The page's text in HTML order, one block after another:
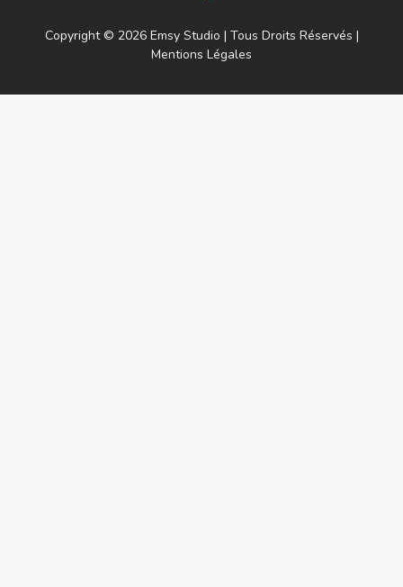
Copyright © 2026 Emsy Studio | Tous Droits Réservés |
Mentions Légales